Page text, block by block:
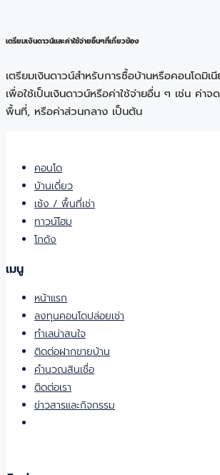
เตรียมเงินดาวน์และค่าใช้จ่ายอื่นๆที่เกี่ยวข้อง
เตรียมเงินดาวน์สำหรับการซื้อบ้านหรือคอนโดมิ
เพื่อใช้เป็นเงินดาวน์หรือค่าใช้จ่ายอื่น ๆ เช่น ค่า
พื้นที่, หรือค่าส่วนกลาง เป็นต้น
คอนโด
บ้านเดี่ยว
เซ้ง / พื้นที่เช่า
ทาวน์โฮม
โกดัง
เมนู
หน้าแรก
ลงทุนคอนโดปล่อยเช่า
ทำเลน่าสนใจ
ติดต่อฝากขายบ้าน
คำนวณสินเชื่อ
ติดต่อเรา
ข่าวสารและกิจกรรม